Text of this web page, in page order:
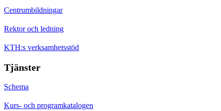
Centrumbildningar
Rektor och ledning
KTH:s verksamhetsstöd
Tjänster
Schema
Kurs- och programkatalogen